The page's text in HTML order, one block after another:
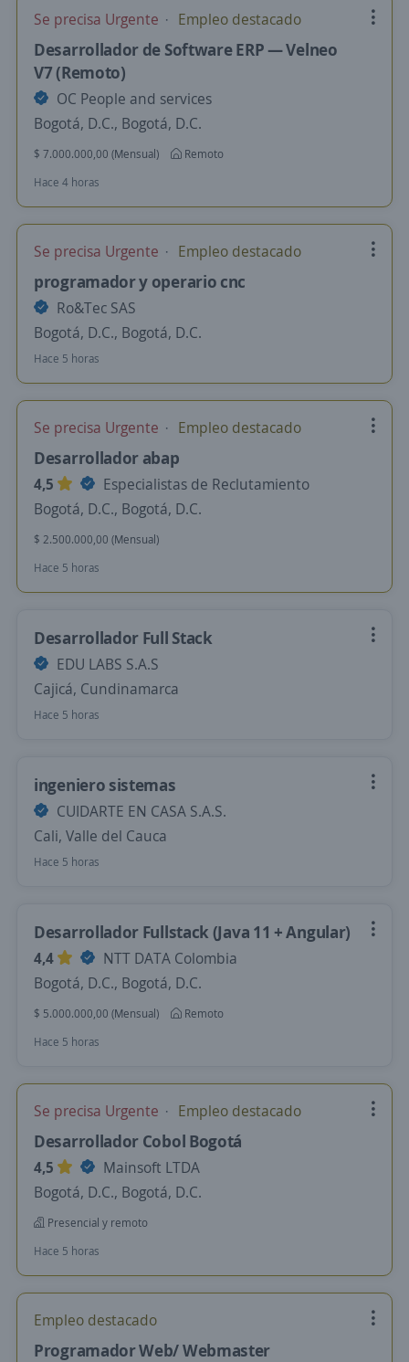
Se precisa Urgente Empleo destacado
Desarrollador de Software ERP — Velneo
V7 (Remoto)
OC People and services
Bogotá, D.C., Bogotá, D.C.
$ 7.000.000,00 (Mensual)
Remoto
Hace 4 horas
Se precisa Urgente Empleo destacado
programador y operario cnc
Ro&Tec SAS
Bogotá, D.C., Bogotá, D.C.
Hace 5 horas
Se precisa Urgente Empleo destacado
Desarrollador abap
4,5
Especialistas de Reclutamiento
Bogotá, D.C., Bogotá, D.C.
$ 2.500.000,00 (Mensual)
Hace 5 horas
Desarrollador Full Stack
EDU LABS S.A.S
Cajicá, Cundinamarca
Hace 5 horas
ingeniero sistemas
CUIDARTE EN CASA S.A.S.
Cali, Valle del Cauca
Hace 5 horas
Desarrollador Fullstack (Java 11 + Angular)
4,4
NTT DATA Colombia
Bogotá, D.C., Bogotá, D.C.
$ 5.000.000,00 (Mensual)
Remoto
Hace 5 horas
Se precisa Urgente Empleo destacado
Desarrollador Cobol Bogotá
4,5
Mainsoft LTDA
Bogotá, D.C., Bogotá, D.C.
Presencial y remoto
Hace 5 horas
Empleo destacado
Programador Web/ Webmaster